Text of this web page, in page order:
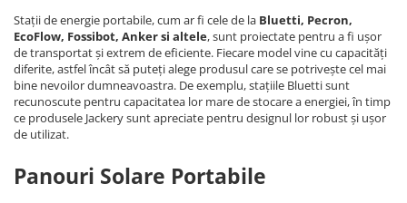
Stații de energie portabile, cum ar fi cele de la Bluetti, Pecron,
EcoFlow, Fossibot, Anker si altele, sunt proiectate pentru a fi ușor
de transportat și extrem de eficiente. Fiecare model vine cu capacități
diferite, astfel încât să puteți alege produsul care se potrivește cel mai
bine nevoilor dumneavoastra. De exemplu, stațiile Bluetti sunt
recunoscute pentru capacitatea lor mare de stocare a energiei, în timp
ce produsele Jackery sunt apreciate pentru designul lor robust și ușor
de utilizat.
Panouri Solare Portabile